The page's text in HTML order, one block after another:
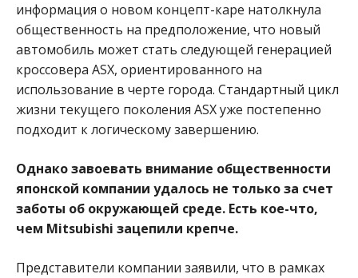
информация о новом концепт-каре натолкнула
общественность на предположение, что новый
автомобиль может стать следующей генерацией
кроссовера ASX, ориентированного на
использование в черте города. Стандартный цикл
жизни текущего поколения ASX уже постепенно
подходит к логическому завершению.
Однако завоевать внимание общественности
японской компании удалось не только за счет
заботы об окружающей среде. Есть кое-что,
чем Mitsubishi зацепили крепче.
Представители компании заявили, что в рамках